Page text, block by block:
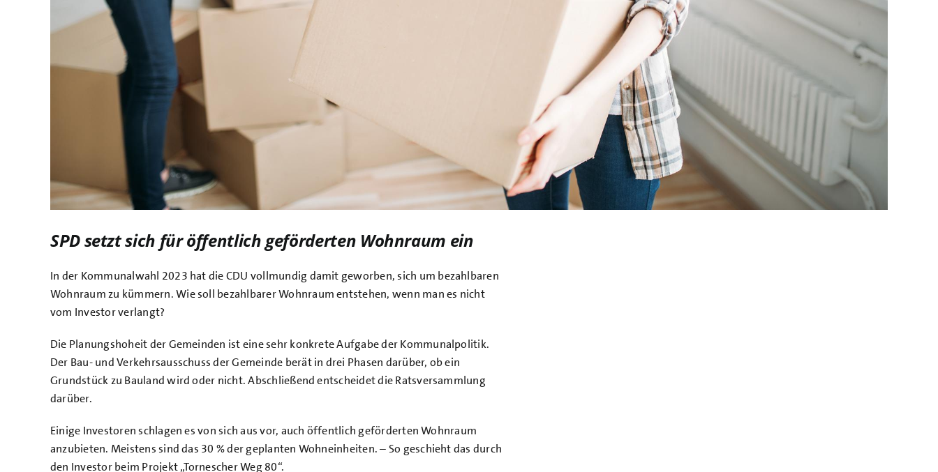
SPD setzt sich für öffentlich geförderten Wohnraum ein
In der Kommunalwahl 2023 hat die CDU vollmundig damit geworben, sich um bezahlbaren
Wohnraum zu kümmern. Wie soll bezahlbarer Wohnraum entstehen, wenn man es nicht
vom Investor verlangt?
Die Planungshoheit der Gemeinden ist eine sehr konkrete Aufgabe der Kommunalpolitik.
Der Bau- und Verkehrsausschuss der Gemeinde berät in drei Phasen darüber, ob ein
Grundstück zu Bauland wird oder nicht. Abschließend entscheidet die Ratsversammlung
darüber.
Einige Investoren schlagen es von sich aus vor, auch öffentlich geförderten Wohnraum
anzubieten. Meistens sind das 30 % der geplanten Wohneinheiten. – So geschieht das durch
den Investor beim Projekt „Tornescher Weg 80“.